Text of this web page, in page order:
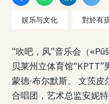
娱乐与文化 對於有
“吹吧，风”音乐会（
贝莱州立体育馆
蒙德·布尔默斯。 文茨皮
合唱团，艺术总监安妮